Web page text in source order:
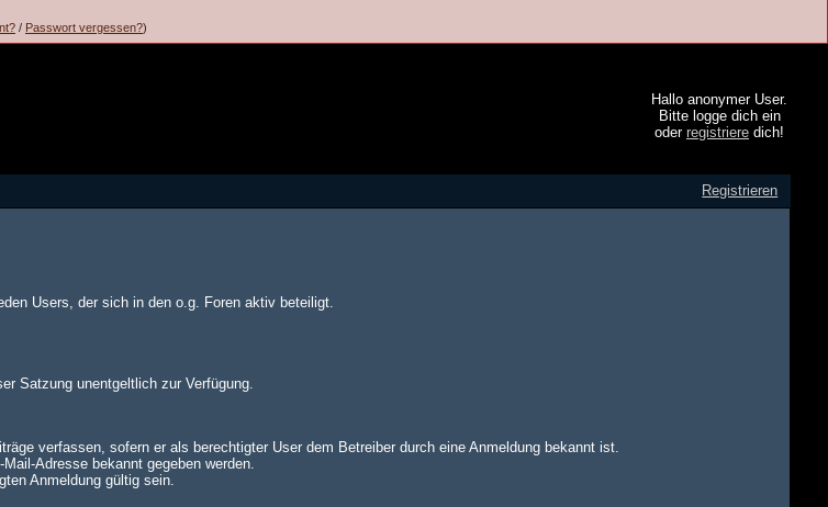
/ Passwort vergessen?)
Hallo anonymer User.
Bitte logge dich ein
oder registriere dich!
Registrieren
Users, der sich in den o.g. Foren aktiv beteiligt.
Satzung unentgeltlich zur Verfügung.
verfassen, sofern er als berechtigter User dem Betreiber durch eine Anmeldung bekannt ist.
Adresse bekannt gegeben werden.
Anmeldung gültig sein.